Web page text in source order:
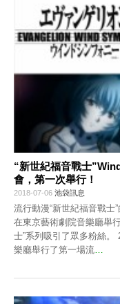
“新世紀福音戰士
會，第一次舉行！
2018-07-06 池袋訊息
流行動漫“新世紀福音戰士
在東京藝術劇院音樂廳舉
士”系列吸引了眾多粉絲
樂廳舉行了第一場流…